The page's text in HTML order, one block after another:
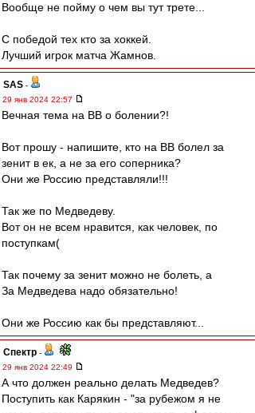
Вообще не пойму о чем вы тут трете...
С победой тех кто за хоккей.
Лучший игрок матча Жамнов.
SAS -
29 янв 2024 22:57
Вечная тема на ВВ о болении?!
Вот прошу - напишите, кто на ВВ болел за
зенит в ек, а не за его соперника?
Они же Россию представляли!!!
Так же по Медведеву.
Вот он не всем нравится, как человек, по
поступкам(
Так почему за зенит можно не болеть, а
За Медведева надо обязательно!
Они же Россию как бы представляют...
Спектр -
29 янв 2024 22:49
А что должен реально делать Медведев?
Поступить как Карякин - "за рубежом я не